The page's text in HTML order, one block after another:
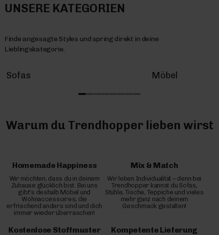
UNSERE KATEGORIEN
Finde angesagte Styles und spring direkt in deine
Lieblingskategorie.
Sofas Möbel
Warum du Trendhopper lieben wirst
Homemade Happiness
Wir möchten, dass du in deinem
Zuhause glücklich bist. Bei uns
gibt's deshalb Möbel und
Wohnaccessoires, die
erfrischend anders sind und dich
immer wieder überraschen!
Mix & Match
Wir leben Individualität – denn bei
Trendhopper kannst du Sofas,
Stühle, Tische, Teppiche und vieles
mehr ganz nach deinem
Geschmack gestalten!
Kostenlose Stoffmuster Kompetente Lieferung